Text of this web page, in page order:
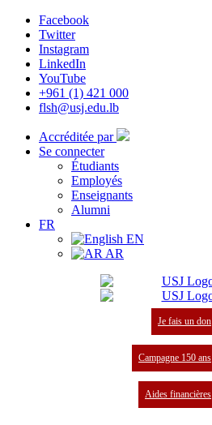
Facebook
Twitter
Instagram
LinkedIn
YouTube
+961 (1) 421 000
flsh@usj.edu.lb
Accréditée par
Se connecter
Étudiants
Employés
Enseignants
Alumni
FR
EN
AR
Je fais un don
Campagne 150 ans
Aides financières